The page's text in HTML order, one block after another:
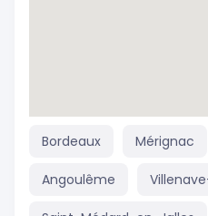
Bordeaux Mérignac
Angoulême